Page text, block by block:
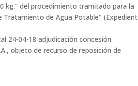
kg." del procedimiento tramitado para la
de Agua Potable"
24-04-18 adjudicación concesión
objeto de recurso de reposición de